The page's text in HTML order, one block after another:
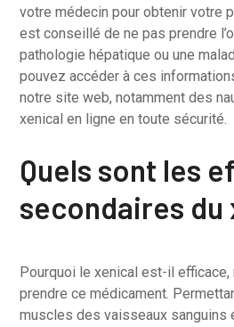
votre médecin pour obtenir votre
est conseillé de ne pas prendre
pathologie hépatique ou une
pouvez accéder à ces
notre site web, notamment des
xenical en ligne en toute sécurité.
Quels sont les
secondaires du
Pourquoi le xenical est-il
prendre ce médicament.
muscles des vaisseaux sanguins